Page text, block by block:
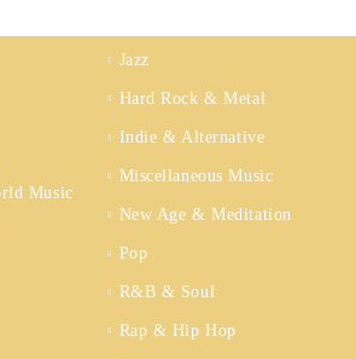
Music
Jazz
Hard Rock & Metal
Indie & Alternative
Miscellaneous Music
New Age & Meditation
Pop
R&B & Soul
Rap & Hip Hop